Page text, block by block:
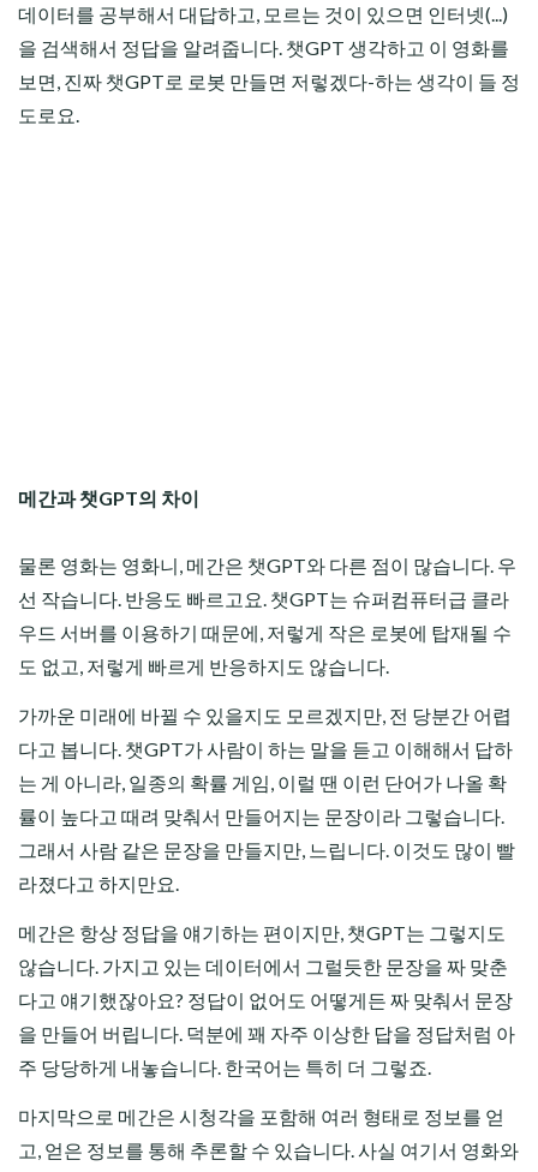
데이터를 공부해서 대답하고, 모르는 것이 있으면 인터넷(...)
을 검색해서 정답을 알려줍니다. 챗GPT 생각하고 이 영화를
보면, 진짜 챗GPT로 로봇 만들면 저렇겠다-하는 생각이 들 정
도로요.
메간과 챗GPT의 차이
물론 영화는 영화니, 메간은 챗GPT와 다른 점이 많습니다. 우
선 작습니다. 반응도 빠르고요. 챗GPT는 슈퍼컴퓨터급 클라
우드 서버를 이용하기 때문에, 저렇게 작은 로봇에 탑재될 수
도 없고, 저렇게 빠르게 반응하지도 않습니다.
가까운 미래에 바뀔 수 있을지도 모르겠지만, 전 당분간 어렵
다고 봅니다. 챗GPT가 사람이 하는 말을 듣고 이해해서 답하
는 게 아니라, 일종의 확률 게임, 이럴 땐 이런 단어가 나올 확
률이 높다고 때려 맞춰서 만들어지는 문장이라 그렇습니다.
그래서 사람 같은 문장을 만들지만, 느립니다. 이것도 많이 빨
라졌다고 하지만요.
메간은 항상 정답을 얘기하는 편이지만, 챗GPT는 그렇지도
않습니다. 가지고 있는 데이터에서 그럴듯한 문장을 짜 맞춘
다고 얘기했잖아요? 정답이 없어도 어떻게든 짜 맞춰서 문장
을 만들어 버립니다. 덕분에 꽤 자주 이상한 답을 정답처럼 아
주 당당하게 내놓습니다. 한국어는 특히 더 그렇죠.
마지막으로 메간은 시청각을 포함해 여러 형태로 정보를 얻
고, 얻은 정보를 통해 추론할 수 있습니다. 사실 여기서 영화와